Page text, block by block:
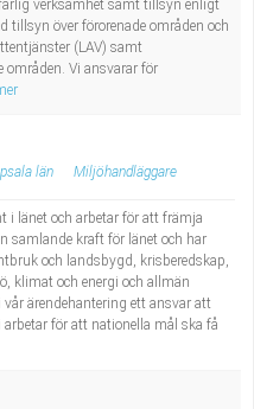
verksamhet samt tillsyn enligt
tillsyn över förorenade områden och
(LAV) samt
områden. Vi ansvarar för
län Miljöhandläggare
i länet och arbetar för att främja
samlande kraft för länet och har
och landsbygd, krisberedskap,
klimat och energi och allmän
ärendehantering ett ansvar att
för att nationella mål ska få